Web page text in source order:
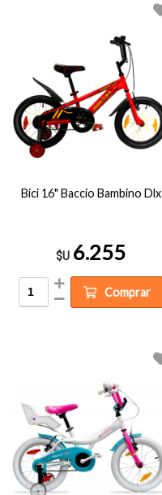
Bici 16" Baccio Bambino Dlx
$U 6.255
Comprar